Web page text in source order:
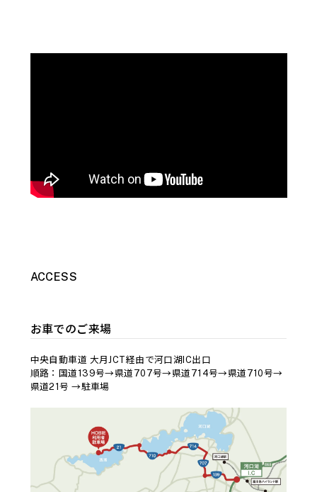
ACCESS
お車でのご来場
中央自動車道 大月JCT経由で河口湖IC出口
順路：国道139号→県道707号→県道714号→県道710号→
県道21号 →駐車場